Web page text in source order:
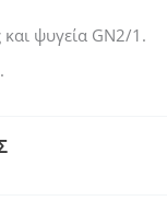
ψυγεία GN2/1.